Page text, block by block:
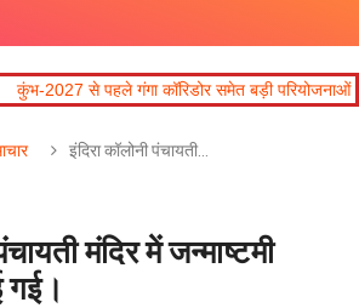
समेत बड़ी परियोजनाओं में तेजी लाने के निर्देश
इंदिरा कॉलोनी पंचायती…
मंदिर में जन्माष्टमी
गई।